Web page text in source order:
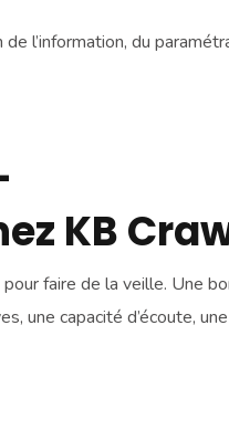
l’information, du
KB
faire de la veille. Une
une capacité d’écoute,